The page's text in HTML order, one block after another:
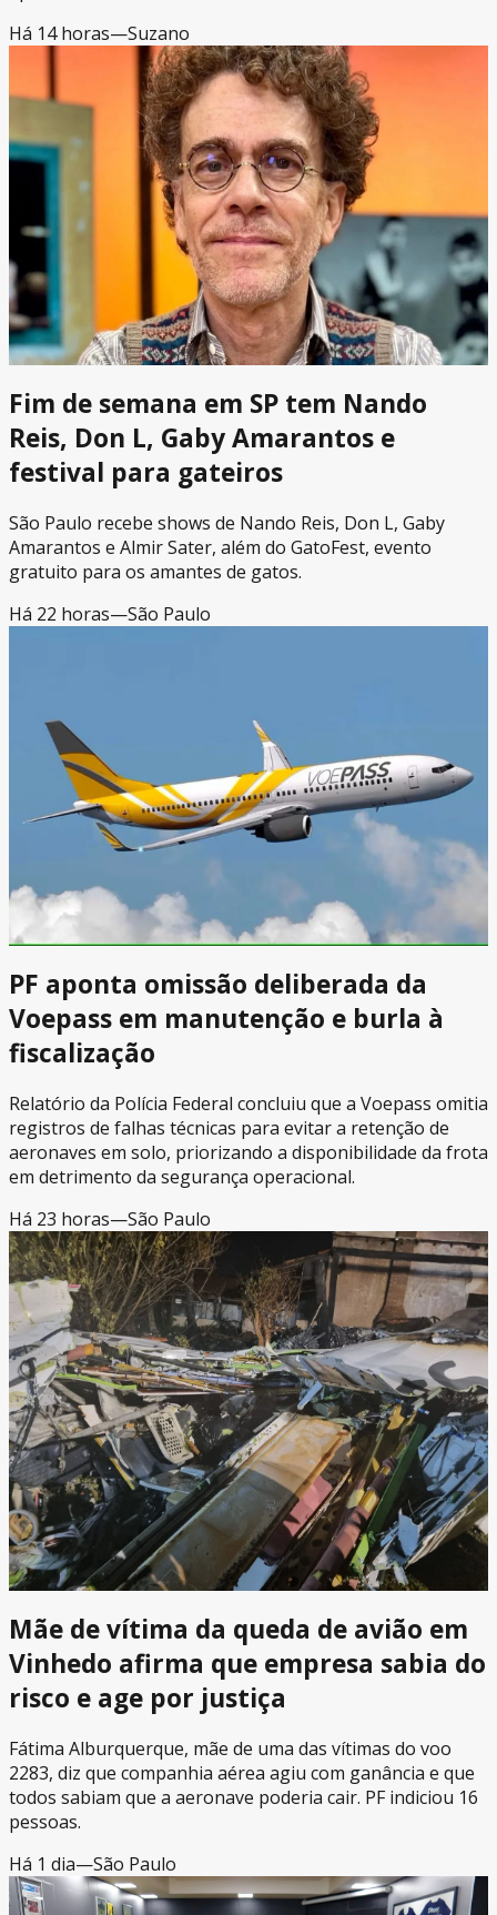
Há 14 horas—Suzano
Fim de semana em SP tem Nando
Reis, Don L, Gaby Amarantos e
festival para gateiros
São Paulo recebe shows de Nando Reis, Don L, Gaby
Amarantos e Almir Sater, além do GatoFest, evento
gratuito para os amantes de gatos.
Há 22 horas—São Paulo
PF aponta omissão deliberada da
Voepass em manutenção e burla à
fiscalização
Relatório da Polícia Federal concluiu que a Voepass omitia
registros de falhas técnicas para evitar a retenção de
aeronaves em solo, priorizando a disponibilidade da frota
em detrimento da segurança operacional.
Há 23 horas—São Paulo
Mãe de vítima da queda de avião em
Vinhedo afirma que empresa sabia do
risco e age por justiça
Fátima Alburquerque, mãe de uma das vítimas do voo
2283, diz que companhia aérea agiu com ganância e que
todos sabiam que a aeronave poderia cair. PF indiciou 16
pessoas.
Há 1 dia—São Paulo